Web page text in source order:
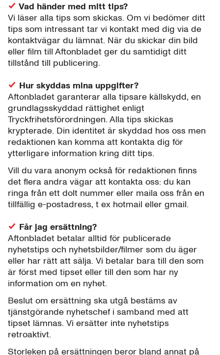
Vad händer med mitt tips?
Vi läser alla tips som skickas. Om vi bedömer ditt
tips som intressant tar vi kontakt med dig via de
kontaktvägar du lämnat. När du skickar din bild
eller film till Aftonbladet ger du samtidigt ditt
tillstånd till publicering.
Hur skyddas mina uppgifter?
Aftonbladet garanterar alla tipsare källskydd, en
grundlagsskyddad rättighet enligt
Tryckfrihetsförordningen. Alla tips skickas
krypterade. Din identitet är skyddad hos oss men
redaktionen kan komma att kontakta dig för
ytterligare information kring ditt tips.
Vill du vara anonym också för redaktionen finns
det flera andra vägar att kontakta oss: du kan
ringa från ett dolt nummer eller maila oss från en
tillfällig e-postadress, t ex hotmail eller gmail.
Får jag ersättning?
Aftonbladet betalar alltid för publicerade
nyhetstips och nyhetsbilder/filmer som du äger
eller har rätt att sälja. Vi betalar bara till den som
är först med tipset eller till den som har ny
information om en nyhet.
Beslut om ersättning ska utgå bestäms av
tjänstgörande nyhetschef i samband med att
tipset lämnas. Vi ersätter inte nyhetstips
retroaktivt.
Storleken på ersättningen beror bland annat på